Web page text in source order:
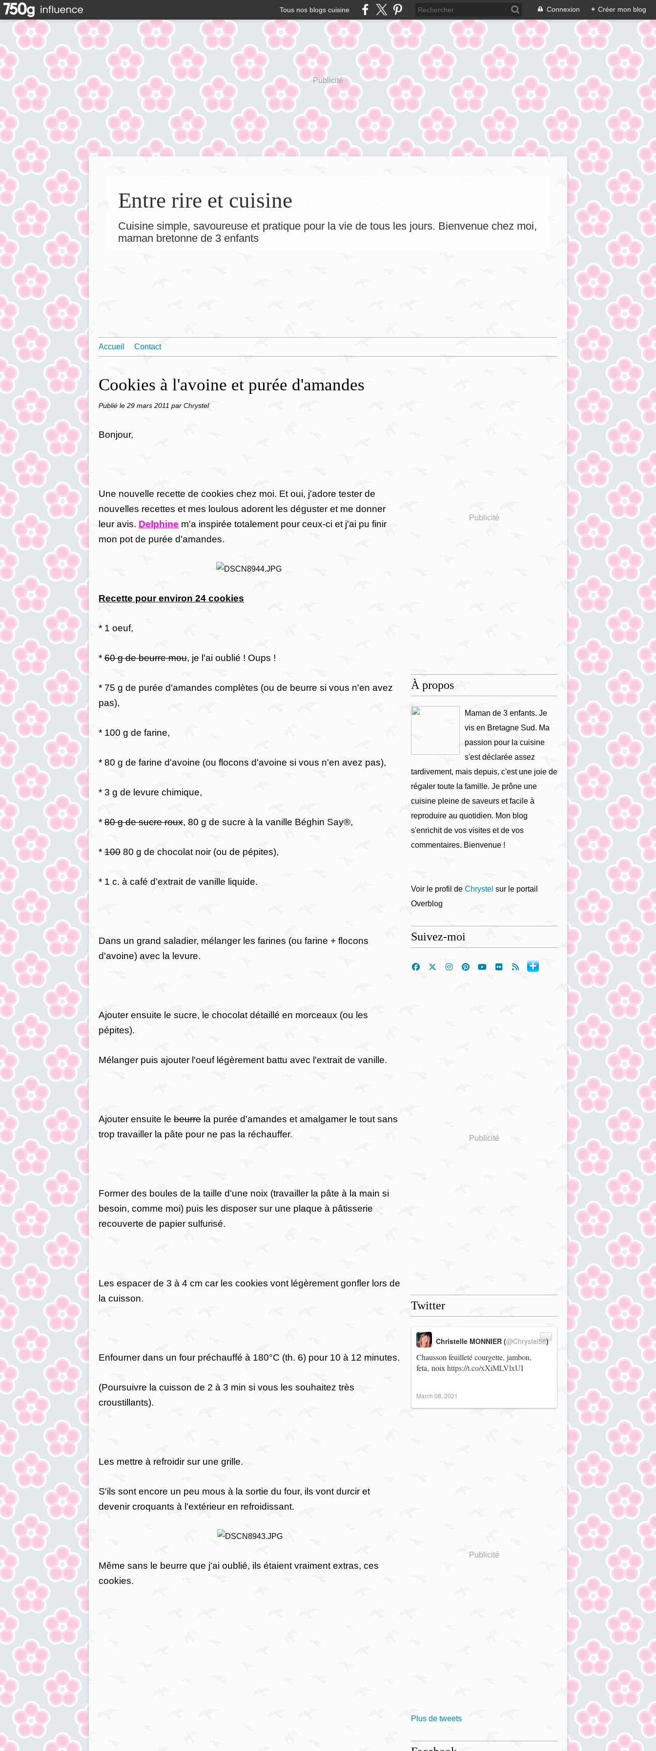
Tous nos blogs cuisine Connexion + Créer mon blog
Publicité
Entre rire et cuisine
Cuisine simple, savoureuse et pratique pour la vie de tous les jours. Bienvenue chez moi,
maman bretonne de 3 enfants
Accueil Contact
Cookies à l'avoine et purée d'amandes
Publié le 29 mars 2011 par Chrystel
Bonjour,
Une nouvelle recette de cookies chez moi. Et oui, j'adore tester de
nouvelles recettes et mes loulous adorent les déguster et me donner
leur avis. Delphine m'a inspirée totalement pour ceux-ci et j'ai pu finir
mon pot de purée d'amandes.
Recette pour environ 24 cookies
* 1 oeuf,
* 60 g de beurre mou, je l'ai oublié ! Oups !
* 75 g de purée d'amandes complètes (ou de beurre si vous n'en avez
pas),
* 100 g de farine,
* 80 g de farine d'avoine (ou flocons d'avoine si vous n'en avez pas),
* 3 g de levure chimique,
* 80 g de sucre roux, 80 g de sucre à la vanille Béghin Say®,
* 100 80 g de chocolat noir (ou de pépites),
* 1 c. à café d'extrait de vanille liquide.
Dans un grand saladier, mélanger les farines (ou farine + flocons
d'avoine) avec la levure.
Ajouter ensuite le sucre, le chocolat détaillé en morceaux (ou les
pépites).
Mélanger puis ajouter l'oeuf légèrement battu avec l'extrait de vanille.
Ajouter ensuite le beurre la purée d'amandes et amalgamer le tout sans
trop travailler la pâte pour ne pas la réchauffer.
Former des boules de la taille d'une noix (travailler la pâte à la main si
besoin, comme moi) puis les disposer sur une plaque à pâtisserie
recouverte de papier sulfurisé.
Les espacer de 3 à 4 cm car les cookies vont légèrement gonfler lors de
la cuisson.
Enfourner dans un four préchauffé à 180°C (th. 6) pour 10 à 12 minutes.
(Poursuivre la cuisson de 2 à 3 min si vous les souhaitez très
croustillants).
Les mettre à refroidir sur une grille.
S'ils sont encore un peu mous à la sortie du four, ils vont durcir et
devenir croquants à l'extérieur en refroidissant.
Même sans le beurre que j'ai oublié, ils étaient vraiment extras, ces
cookies.
Publicité
À propos
Maman de 3 enfants. Je
vis en Bretagne Sud. Ma
passion pour la cuisine
s'est déclarée assez
tardivement, mais depuis, c'est une joie de
régaler toute la famille. Je prône une
cuisine pleine de saveurs et facile à
reproduire au quotidien. Mon blog
s'enrichit de vos visites et de vos
commentaires. Bienvenue !
Voir le profil de Chrystel sur le portail
Overblog
Suivez-moi
Publicité
Twitter
Chausson feuilleté courgette, jambon,
feta, noix https://t.co/xXiMLVlxUI
Christelle MONNIER (@Chrystel56)
March 08, 2021
Publicité
Plus de tweets